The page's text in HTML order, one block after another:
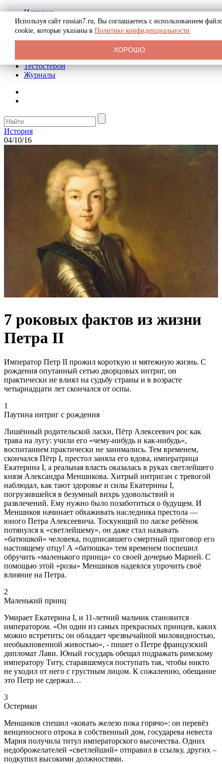
История
Биография
Криминал
Реклама на сайте
Тестостерон
Журналы
История
04/10/16
7 роковых фактов из жизни
Петра II
Император Петр II прожил короткую и мятежную жизнь. С
рождения опутанный сетью дворцовых интриг, он
практически не влиял на судьбу страны и в возрасте
четырнадцати лет скончался от оспы.
1
Паутина интриг с рождения
Лишённый родительской ласки, Пётр Алексеевич рос как
трава на лугу: учили его «чему-нибудь и как-нибудь»,
воспитанием практически не занимались. Тем временем,
скончался Пётр I, престол заняла его вдова, императрица
Екатерина I, а реальная власть оказалась в руках светлейшего
князя Александра Меншикова. Хитрый интриган с тревогой
наблюдал, как тают здоровье и силы Екатерины I,
погрузившейся в безумный вихрь удовольствий и
развлечений. Ему нужно было позаботиться о будущем. И
Меншиков начинает обхаживать наследника престола —
юного Петра Алексеевича. Тоскующий по ласке ребёнок
потянулся к «светлейшему», он даже стал называть
«батюшкой» человека, подписавшего смертный приговор его
настоящему отцу! А «батюшка» тем временем поспешил
обручить «маленького принца» со своей дочерью Марией. С
помощью этой «розы» Меншиков надеялся упрочить своё
влияние на Петра.
2
Маленький принц
Умирает Екатерина I, и 11-летний мальчик становится
императором. «Он один из самых прекрасных принцев, каких
можно встретить; он обладает чрезвычайной миловидностью,
необыкновенной живостью», - пишет о Петре французский
дипломат Лави. Юный государь обещал подражать римскому
императору Титу, старавшемуся поступать так, чтобы никто
не уходил от него с грустным лицом. К сожалению, обещание
это Петр не сдержал…
3
Остерман
Меншиков спешил «ковать железо пока горячо»: он перевёз
венценосного отрока в собственный дом, государева невеста
Мария получила титул императорского высочества. Одних
недоброжелателей «светлейший» отправил в ссылку, других –
подкупил высокими должностями.
Используя сайт russian7.ru, Вы соглашаетесь с использованием
cookie, которые указаны в Политике конфиденциальности
ХОРОШО